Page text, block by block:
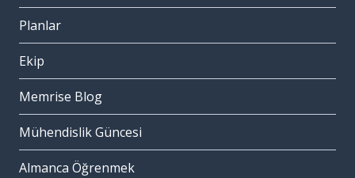
Planlar
Ekip
Memrise Blog
Mühendislik Güncesi
Almanca Öğrenmek